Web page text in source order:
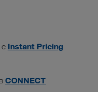
Instant Pricing
CONNECT